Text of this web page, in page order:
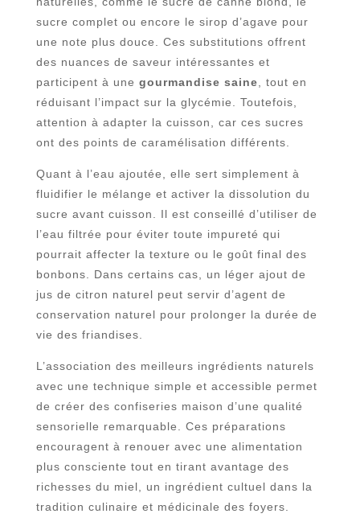
sucre complet ou encore le sirop d’agave pour
une note plus douce. Ces substitutions offrent
des nuances de saveur intéressantes et
participent à une gourmandise saine , tout en
réduisant l’impact sur la glycémie. Toutefois,
attention à adapter la cuisson, car ces sucres
ont des points de caramélisation différents.
Quant à l’eau ajoutée, elle sert simplement à
fluidifier le mélange et activer la dissolution du
sucre avant cuisson. Il est conseillé d’utiliser de
l’eau filtrée pour éviter toute impureté qui
pourrait affecter la texture ou le goût final des
bonbons. Dans certains cas, un léger ajout de
jus de citron naturel peut servir d’agent de
conservation naturel pour prolonger la durée de
vie des friandises.
L’association des meilleurs ingrédients naturels
avec une technique simple et accessible permet
de créer des confiseries maison d’une qualité
sensorielle remarquable. Ces préparations
encouragent à renouer avec une alimentation
plus consciente tout en tirant avantage des
richesses du miel, un ingrédient cultuel dans la
tradition culinaire et médicinale des foyers.